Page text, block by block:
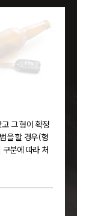
그 형이 확정
을 할 경우(형
분에 따라 처